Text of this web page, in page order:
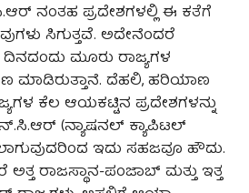
ನಂತಹ ಪ್ರದೇಶಗಳಲ್ಲಿ ಈ ಕತೆಗೆ
ಸಿಗುತ್ತವೆ. ಅದೇನೆಂದರೆ
ಮೂರು ರಾಜ್ಯಗಳ
ಮಾಡಿರುತ್ತಾನೆ. ದೆಹಲಿ, ಹರಿಯಾಣ
ಕೆಲ ಆಯಕಟ್ಟಿನ ಪ್ರದೇಶಗಳನ್ನು
(ನ್ಯಾಷನಲ್ ಕ್ಯಾಪಿಟಲ್
ಇದು ಸಹಜವೂ ಹೌದು.
ಅತ್ತ ರಾಜಸ್ಥಾನ-ಪಂಜಾಬ್ ಮತ್ತು ಇತ್ತ